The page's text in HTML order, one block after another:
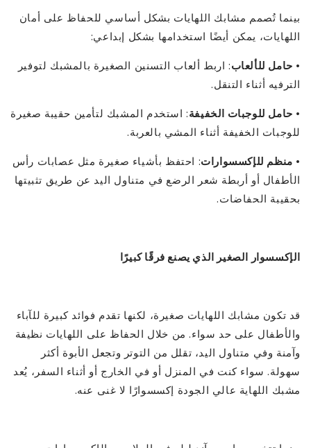
بينما تُصمم مشابك اللهايات بشكل أساسي للحفاظ على أمان
اللهايات، يمكن أيضًا استخدامها بشكل إبداعي:
حامل للألعاب: اربط ألعاب التسنين الصغيرة بالمشبك لتوفير
الترفيه أثناء التنقل.
حامل للوجبات الخفيفة: استخدم المشبك لتأمين حقيبة صغيرة
للوجبات الخفيفة أثناء المشي بالعربة.
منظم للإكسسوارات: احتفظ بأشياء صغيرة مثل عصابات رأس
الأطفال أو أربطة شعر الرضع في متناول اليد عن طريق تثبيتها
بحقيبة الحفاضات.
الإكسسوار الصغير الذي يصنع فرقًا كبيرًا
قد تكون مشابك اللهايات صغيرة، لكنها تقدم فوائد كبيرة للآباء
والأطفال على حد سواء. من خلال الحفاظ على اللهايات نظيفة
وآمنة وفي متناول اليد، تقلل من التوتر وتجعل الأبوة أكثر
سهولة. سواء كنت في المنزل أو في الخارج أو أثناء السفر، يُعد
مشبك اللهاية عالي الجودة إكسسوارًا لا غنى عنه.